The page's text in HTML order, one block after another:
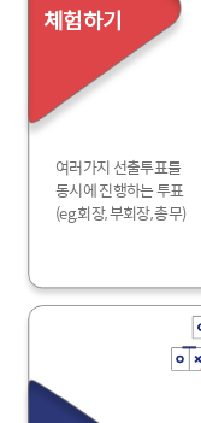
체험하기
여러가지 선출투표를
동시에 진행하는 투표
(eg.회장, 부회장, 총무)